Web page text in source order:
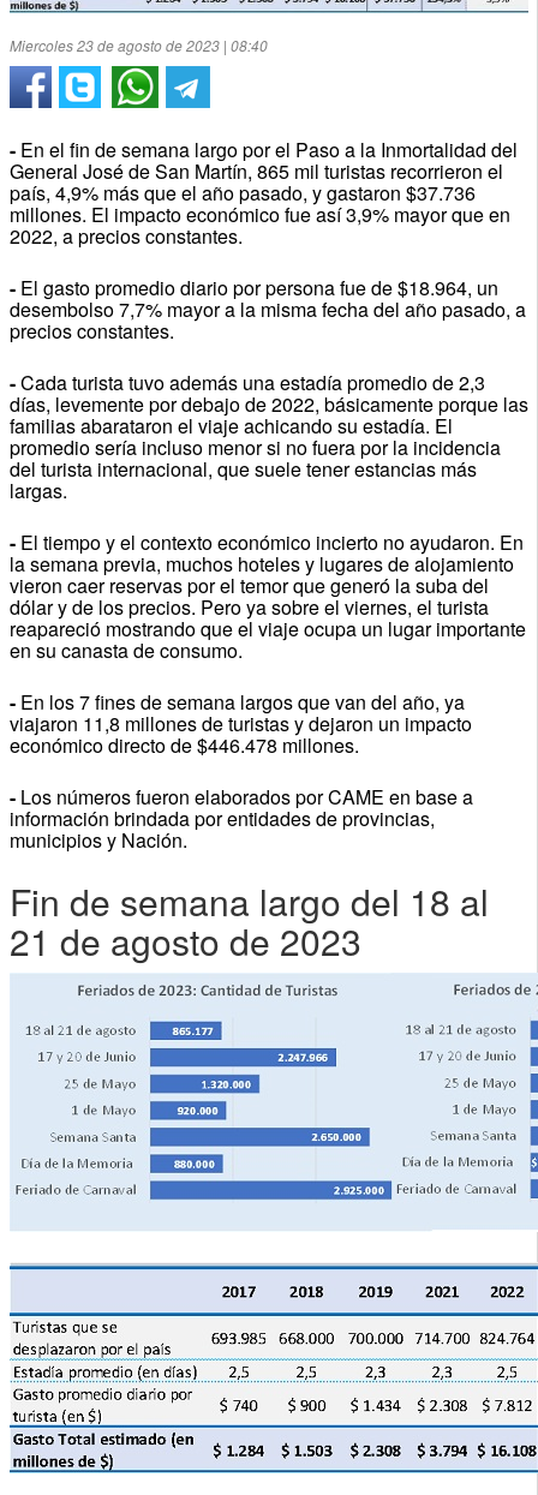
Miercoles 23 de agosto de 2023 | 08:40
- En el fin de semana largo por el Paso a la Inmortalidad del
General José de San Martín, 865 mil turistas recorrieron el
país, 4,9% más que el año pasado, y gastaron $37.736
millones. El impacto económico fue así 3,9% mayor que en
2022, a precios constantes.
- El gasto promedio diario por persona fue de $18.964, un
desembolso 7,7% mayor a la misma fecha del año pasado, a
precios constantes.
-Cada turista tuvo además una estadía promedio de 2,3
días, levemente por debajo de 2022, básicamente porque las
familias abarataron el viaje achicando su estadía. El
promedio sería incluso menor si no fuera por la incidencia
del turista internacional, que suele tener estancias más
largas.
- El tiempo y el contexto económico incierto no ayudaron. En
la semana previa, muchos hoteles y lugares de alojamiento
vieron caer reservas por el temor que generó la suba del
dólar y de los precios. Pero ya sobre el viernes, el turista
reapareció mostrando que el viaje ocupa un lugar importante
en su canasta de consumo.
- En los 7 fines de semana largos que van del año, ya
viajaron 11,8 millones de turistas y dejaron un impacto
económico directo de $446.478 millones.
- Los números fueron elaborados por CAME en base a
información brindada por entidades de provincias,
municipios y Nación.
Fin de semana largo del 18 al
21 de agosto de 2023